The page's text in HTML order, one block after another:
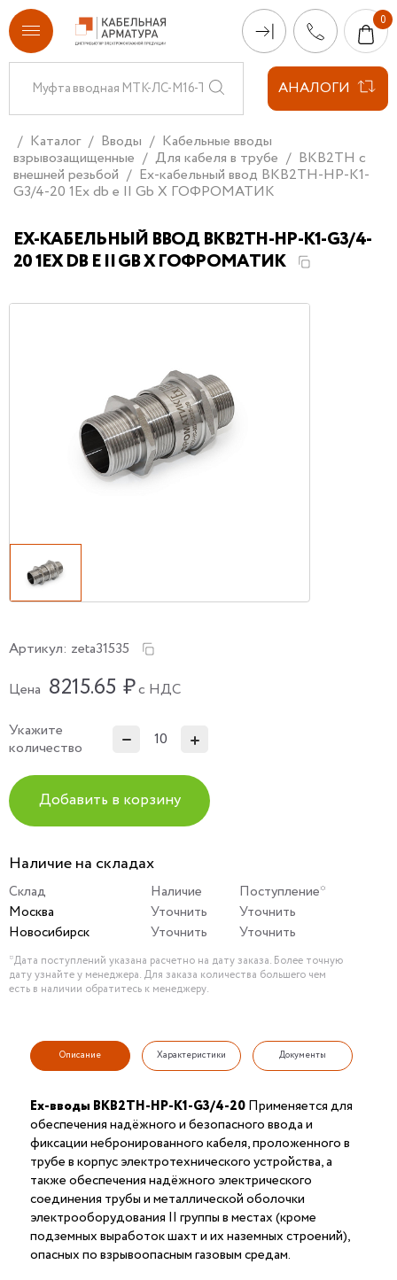
АНАЛОГИ
Каталог Вводы
Кабельные вводы
взрывозащищенные
Для кабеля в трубе
ВКВ2ТН с
внешней резьбой
Ех-кабельный ввод ВКВ2ТН-НР-К1-
G3/4-20 1Ex db e II Gb X ГОФРОМАТИК
ЕХ-КАБЕЛЬНЫЙ ВВОД ВКВ2ТН-НР-К1-G3/4-
20 1EX DB E II GB X ГОФРОМАТИК
Артикул: zeta31535
Цена 8215.65 ₽с НДС
Укажите
количество
Добавить в корзину
Наличие на складах
Склад Наличие
Поступление*
Москва
Уточнить
Уточнить
Новосибирск
Уточнить Уточнить
*Дата поступлений указана расчетно на дату заказа. Более точную
дату узнайте у менеджера. Для заказа количества большего чем
есть в наличии обратитесь к менеджеру.
Описание Характеристики Документы
Ex-вводы ВКВ2ТН-НР-К1-G3/4-20Применяется для
обеспечения надёжного и безопасного ввода и
фиксации небронированного кабеля, проложенного в
трубе в корпус электротехнического устройства, а
также обеспечения надёжного электрического
соединения трубы и металлической оболочки
электрооборудования II группы в местах (кроме
подземных выработок шахт и их наземных строений),
опасных по взрывоопасным газовым средам.